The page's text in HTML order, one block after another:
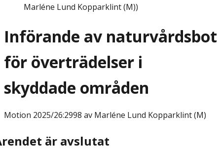
Marléne Lund Kopparklint (M))
Införande av naturvårdsbot
för överträdelser i
skyddade områden
Motion 2025/26:2998 av Marléne Lund Kopparklint (M)
är avslutat